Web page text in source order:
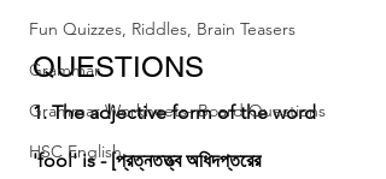
Fun Quizzes, Riddles, Brain Teasers
Grammar
Grammar Workheets- Board Questions
HSC English
QUESTIONS
1. The adjective form of the word
'fool' is - [প্রত্নতত্ত্ব অধিদপ্তরের